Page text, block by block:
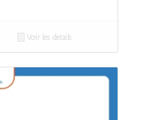
Voir les détails